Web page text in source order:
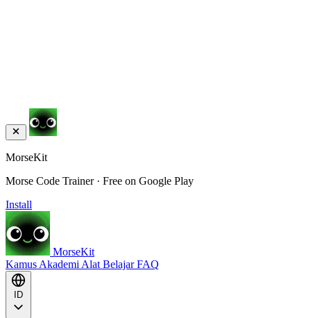
MorseKit
Morse Code Trainer · Free on Google Play
Install
MorseKit
Kamus Akademi Alat BelajarFAQ